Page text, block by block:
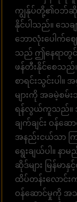
ကျွန်ုပ်တို့၏ဝဘ်ဆိုဒ်
နိုင်ပါသည်။ သေခ
ဘောလုံးပေါက်ဈေ
သည် ဤနေရာတွင်
ဖန်တီးနိုင်စေသည်
စာရင်းသွင်းပါ။
များကို အခမဲ့စမ်
ရန်လွယ်ကူသည်။ အ
ချက်ချင်း ဝန်ဆ
အနည်းငယ်သာ က
ရွေးချယ်ပါ။ န
ဆိုဒ်များ မြန်မာ
ထိပ်တန်းလောင်း
ဝန်ဆောင်မှုကို အသုံ